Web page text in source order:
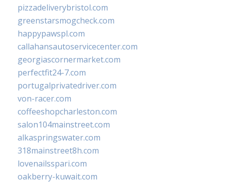
pizzadeliverybristol.com
greenstarsmogcheck.com
happypawspl.com
callahansautoservicecenter.com
georgiascornermarket.com
perfectfit24-7.com
portugalprivatedriver.com
von-racer.com
coffeeshopcharleston.com
salon104mainstreet.com
alkaspringswater.com
318mainstreet8h.com
lovenailsspari.com
oakberry-kuwait.com